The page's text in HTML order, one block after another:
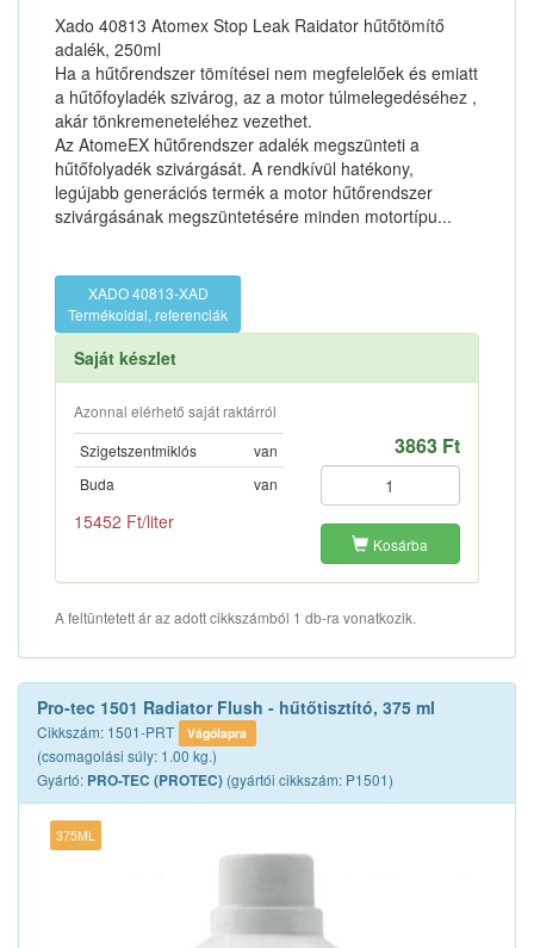
Xado 40813 Atomex Stop Leak Raidator hűtőtömítő
adalék, 250ml
Ha a hűtőrendszer tömítései nem megfelelőek és emiatt
a hűtőfoyladék szivárog, az a motor túlmelegedéséhez ,
akár tönkremeneteléhez vezethet.
Az AtomeEX hűtőrendszer adalék megszünteti a
hűtőfolyadék szivárgását. A rendkívül hatékony,
legújabb generációs termék a motor hűtőrendszer
szivárgásának megszüntetésére minden motortípu...
XADO 40813-XAD
Termékoldal, referenciák
Saját készlet
Azonnal elérhető saját raktárról
Szigetszentmiklós
van
Buda
van
15452 Ft/liter
3863 Ft
Kosárba
A feltüntetett ár az adott cikkszámból 1 db-ra vonatkozik.
Pro-tec 1501 Radiator Flush - hűtőtisztító, 375 ml
Cikkszám: 1501-PRT Vágólapra
(csomagolási súly: 1.00 kg.)
Gyártó: PRO-TEC (PROTEC) (gyártói cikkszám: P1501)
375ML